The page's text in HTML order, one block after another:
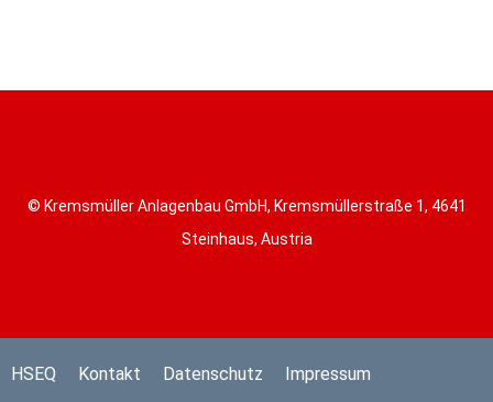
© Kremsmüller Anlagenbau GmbH, Kremsmüllerstraße 1, 4641
Steinhaus, Austria
HSEQ Kontakt Datenschutz Impressum